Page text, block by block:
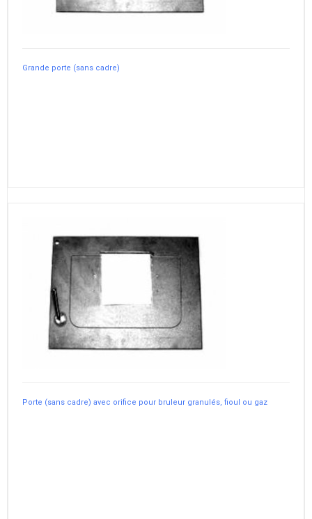
Grande porte (sans cadre)
Porte (sans cadre) avec orifice pour bruleur granulés, fioul ou gaz